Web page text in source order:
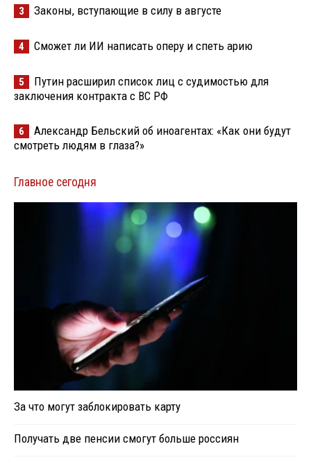
3 Законы, вступающие в силу в августе
4 Сможет ли ИИ написать оперу и спеть арию
5
Путин расширил список лиц с судимостью для
заключения контракта с ВС РФ
6
Александр Бельский об иноагентах: «Как они будут
смотреть людям в глаза?»
Главное сегодня
За что могут заблокировать карту
Получать две пенсии смогут больше россиян